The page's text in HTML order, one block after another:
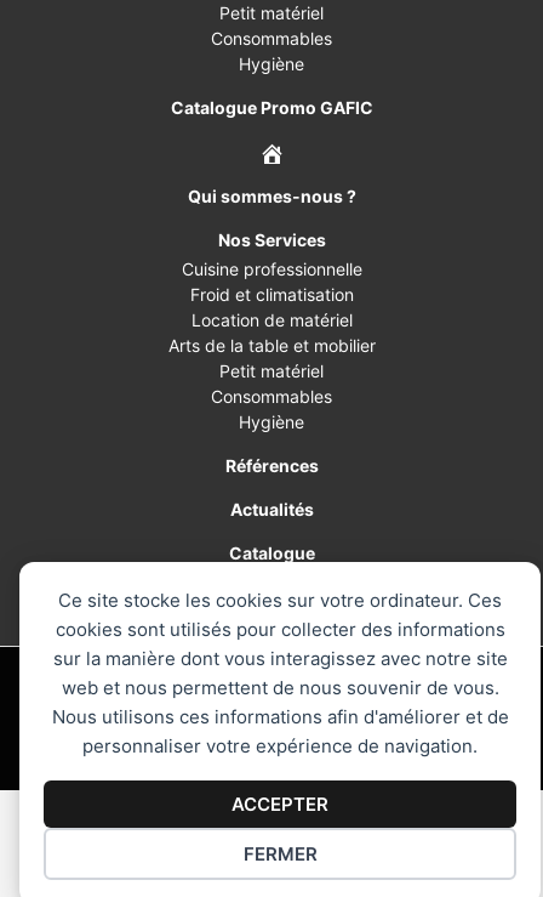
Ce site stocke les cookies sur votre ordinateur. Ces
cookies sont utilisés pour collecter des informations
sur la manière dont vous interagissez avec notre site
web et nous permettent de nous souvenir de vous.
Nous utilisons ces informations afin d'améliorer et de
personnaliser votre expérience de navigation.
ACCEPTER
FERMER
Petit matériel
Consommables
Hygiène
Catalogue Promo GAFIC
Qui sommes-nous ?
Nos Services
Cuisine professionnelle
Froid et climatisation
Location de matériel
Arts de la table et mobilier
Petit matériel
Consommables
Hygiène
Références
Actualités
Catalogue
Contact
© 2026 AM PRO, le spécialiste de la cuisine professionnelle - Tous
droits réservés
Mentions légales